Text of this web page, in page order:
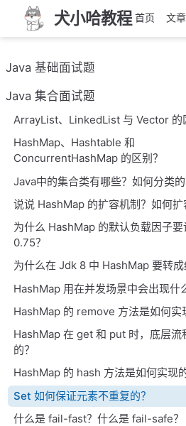
犬小哈教程 首页 文章
Java 基础面试题
Java 集合面试题
ArrayList、LinkedList 与 Vector 的
HashMap、Hashtable 和
ConcurrentHashMap 的区别？
Java中的集合类有哪些？如何分类的
说说 HashMap 的扩容机制？如何扩
为什么 HashMap 的默认负载因子要
0.75？
为什么在 Jdk 8 中 HashMap 要转成
HashMap 用在并发场景中会出现什
HashMap 的 remove 方法是如何实
HashMap 在 get 和 put 时，底层流
的？
HashMap 的 hash 方法是如何实现的
Set 如何保证元素不重复的？
什么是 fail-fast？什么是 fail-safe？